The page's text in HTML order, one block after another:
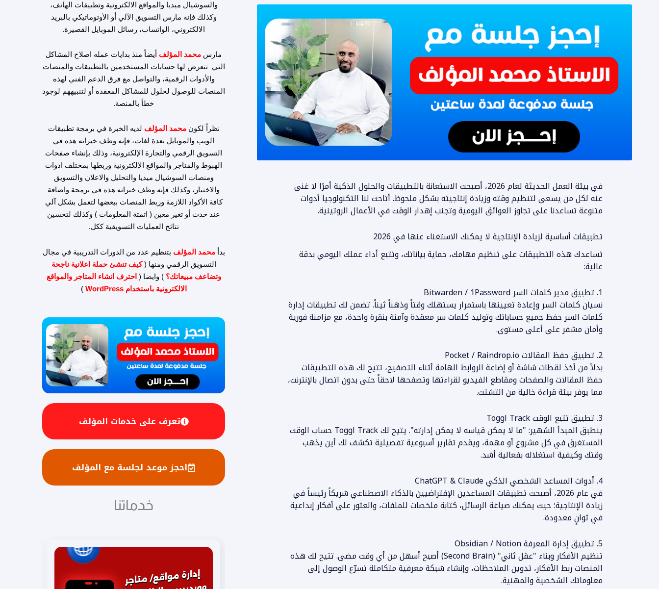
في بيئة العمل الحديثة لعام 2026، أصبحت الاستعانة بالتطبيقات والحلول الذكية أمرًا لا غنى
عنه لكل من يسعى لتنظيم وقته وزيادة إنتاجيته بشكل ملحوظ. أتاحت لنا التكنولوجيا أدوات
متنوعة تساعدنا على تجاوز العوائق اليومية وتجنب إهدار الوقت في الأعمال الروتينية.
تطبيقات أساسية لزيادة الإنتاجية لا يمكنك الاستغناء عنها في 2026
تساعدك هذه التطبيقات على تنظيم مهامك، حماية بياناتك، وتتبع أداء عملك اليومي بدقة
عالية:
1. تطبيق مدير كلمات السر Bitwarden / 1Password
نسيان كلمات السر وإعادة تعيينها باستمرار يستهلك وقتاً وذهناً ثيناً. تضمن لك تطبيقات إدارة
كلمات السر حفظ جميع حساباتك وتوليد كلمات سر معقدة وآمنة بنقرة واحدة، مع مزامنة فورية
وأمان مشفر على أعلى مستوى.
2. تطبيق حفظ المقالات Pocket / Raindrop.io
بدلاً من أخذ لقطات شاشة أو إضاعة الروابط الهامة أثناء التصفيح، تتيح لك هذه التطبيقات
حفظ المقالات والصفحات ومقاطع الفيديو لقراءتها وتصفحها لاحقاً حتى بدون اتصال بالإنترنت،
مما يوفر بيئة قراءة خالية من التشتت.
3. تطبيق تتبع الوقت Toggl Track
ينطبق المبدأ الشهير: "ما لا يمكن قياسه لا يمكن إدارته". يتيح لك Toggl Track حساب الوقت
المستغرق في كل مشروع أو مهمة، ويقدم تقارير أسبوعية تفصيلية تكشف لك أين يذهب
وقتك وكيفية استغلاله بفعالية أشد.
4. أدوات المساعد الشخصي الذكي ChatGPT & Claude
في عام 2026، أصبحت تطبيقات المساعدين الإفتراضيين بالذكاء الاصطناعي شريكاً رئيساً في
زيادة الإنتاجية؛ حيث يمكنك صياغة الرسائل، كتابة ملخصات للملفات، والعثور على أفكار إبداعية
في ثوانٍ معدودة.
5. تطبيق إدارة المعرفة Obsidian / Notion
تنظيم الأفكار وبناء "عقل ثاني" (Second Brain) أصبح أسهل من أي وقت مضى. تتيح لك هذه
المنصات ربط الأفكار، تدوين الملاحظات، وإنشاء شبكة معرفية متكاملة تسرّع الوصول إلى
معلوماتك الشخصية والمهنية.
والسوشيال ميديا والمواقع الالكترونية وتطبيقات الهاتف،
وكذلك فإنه مارس التسويق الآلي أو الأوتوماتيكي بالبريد
الالكتروني، الواتساب، رسائل الموبايل القصيرة.
مارس محمد المؤلف أيضاً منذ بدايات عمله اصلاح المشاكل
التي تتعرض لها حسابات المستخدمين بالتطبيقات والمنصات
والأدوات الرقمية، والتواصل مع فرق الدعم الفني لهذه
المنصات للوصول لحلول للمشاكل المعقدة أو لتنبيههم لوجود
خطأ بالمنصة.
نظراً لكونمحمد المؤلف لديه الخبرة في برمجة تطبيقات
الويب والموبايل بعدة لغات، فإنه وظف خبراته هذه في
التسويق الرقمي والتجارة الإلكترونية، وذلك بإنشاء صفحات
الهبوط والمتاجر والمواقع الإلكترونية وربطها بمختلف ادوات
ومنصات السوشيال ميديا والتحليل والاعلان والتسويق
والاختبار، وكذلك فإنه وظف خبراته هذه في برمجة واضافة
كافة الأكواد اللازمة وربط المنصات ببعضها لتعمل بشكل آلي
عند حدث أو تغير معين ( اتمتة المعلومات ) وكذلك لتحسين
نتائج العمليات التسويقية ككل.
بدأمحمد المؤلف بتنظيم عدد من الدورات التدريبية في مجال
التسويق الرقمي ومنها (كيف تنشئ حملة اعلانية ناجحة
وتضاعف مبيعاتك؟ ) وايضا ( احترف انشاء المتاجر والمواقع
الالكترونية باستخدام WordPress
)
تعرف على خدمات المؤلف
احجز موعد لجلسة مع المؤلف
خدماتنا